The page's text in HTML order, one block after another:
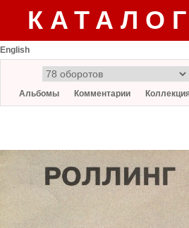
English
Альбомы Комментарии